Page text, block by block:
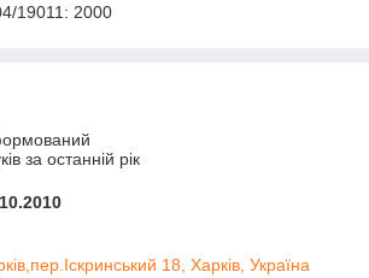
19011: 2000
за останній рік
18, Харків, Україна